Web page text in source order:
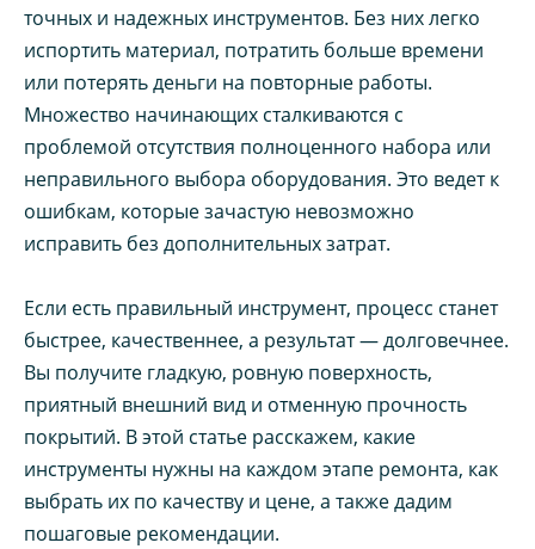
точных и надежных инструментов. Без них легко
испортить материал, потратить больше времени
или потерять деньги на повторные работы.
Множество начинающих сталкиваются с
проблемой отсутствия полноценного набора или
неправильного выбора оборудования. Это ведет к
ошибкам, которые зачастую невозможно
исправить без дополнительных затрат.
Если есть правильный инструмент, процесс станет
быстрее, качественнее, а результат — долговечнее.
Вы получите гладкую, ровную поверхность,
приятный внешний вид и отменную прочность
покрытий. В этой статье расскажем, какие
инструменты нужны на каждом этапе ремонта, как
выбрать их по качеству и цене, а также дадим
пошаговые рекомендации.